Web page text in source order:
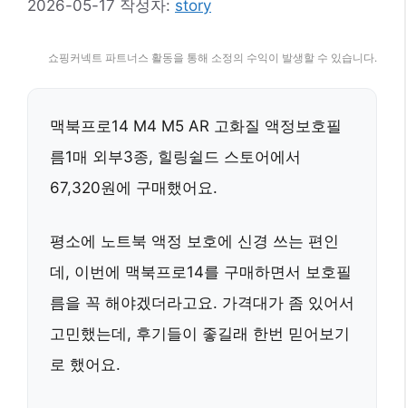
2026-05-17 작성자: story
쇼핑커넥트 파트너스 활동을 통해 소정의 수익이 발생할 수 있습니다.
맥북프로14 M4 M5 AR 고화질 액정보호필
름1매 외부3종, 힐링쉴드 스토어에서
67,320원에 구매했어요.
평소에 노트북 액정 보호에 신경 쓰는 편인
데, 이번에 맥북프로14를 구매하면서 보호필
름을 꼭 해야겠더라고요. 가격대가 좀 있어서
고민했는데, 후기들이 좋길래 한번 믿어보기
로 했어요.